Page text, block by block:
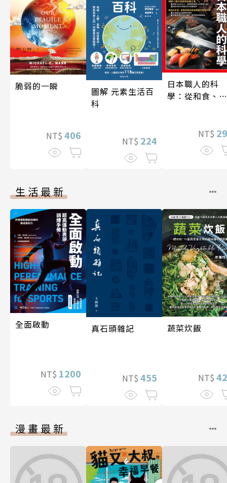
脆弱的一瞬
NT$ 406
圖解 元素生活百
科
NT$ 224
日本職人的科
學：從和食、清
技藝的祕密 人
伽利略45
NT$
生活最新
全面啟動
NT$ 1200
真石頭雜記
NT$ 455
蔬菜炊飯
NT$
漫畫最新